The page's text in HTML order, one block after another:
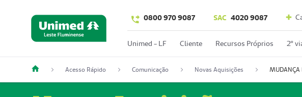
0800 970 9087 SAC 4020 9087
Unimed - LF Cliente Recursos Próprios 2º
Acesso Rápido Comunicação Novas Aquisições